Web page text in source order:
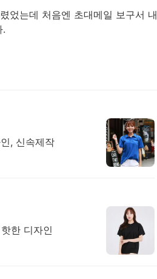
었는데 처음엔 초대메일 보구서 내
.
, 신속제작
한 디자인